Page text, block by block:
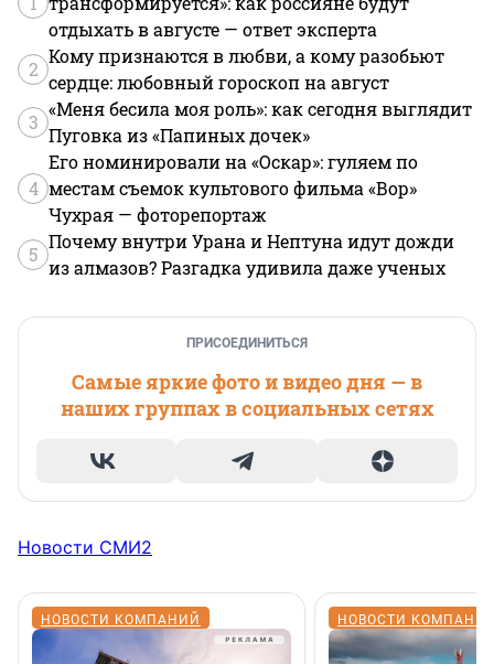
отдыхать в августе — ответ эксперта
2
Кому признаются в любви, а кому разобьют
сердце: любовный гороскоп на август
3
«Меня бесила моя роль»: как сегодня выглядит
Пуговка из «Папиных дочек»
4
Его номинировали на «Оскар»: гуляем по
местам съемок культового фильма «Вор»
Чухрая — фоторепортаж
5
Почему внутри Урана и Нептуна идут дожди
из алмазов? Разгадка удивила даже ученых
ПРИСОЕДИНИТЬСЯ
Самые яркие фото и видео дня — в
наших группах в социальных сетях
Новости СМИ2
НОВОСТИ КОМПАНИЙ НОВОСТИ